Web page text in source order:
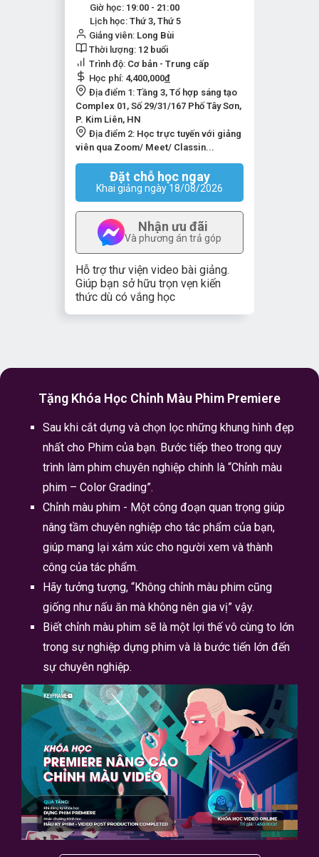
Giờ học: 19:00 - 21:00
Lịch học: Thứ 3, Thứ 5
Giảng viên: Long Bùi
Thời lượng: 12 buổi
Trình độ: Cơ bản - Trung cấp
Học phí: 4,400,000đ
Địa điểm 1: Tầng 3, Tổ hợp sáng tạo
Complex 01, Số 29/31/167 Phố Tây Sơn,
P. Kim Liên, HN
Địa điểm 2: Học trực tuyến với giảng
viên qua Zoom/ Meet/ Classin...
Đặt chỗ học ngay
Khai giảng ngày 18/08/2026
Nhận ưu đãi
Và phương án trả góp
Hỗ trợ thư viện video bài giảng.
Giúp bạn sở hữu trọn vẹn kiến
thức dù có vắng học
Tặng Khóa Học Chỉnh Màu Phim Premiere
Sau khi cắt dựng và chọn lọc những khung hình đẹp
nhất cho Phim của bạn. Bước tiếp theo trong quy
trình làm phim chuyên nghiệp chính là “Chỉnh màu
phim – Color Grading”.
Chỉnh màu phim - Một công đoạn quan trọng giúp
nâng tầm chuyên nghiệp cho tác phẩm của bạn,
giúp mang lại xảm xúc cho người xem và thành
công của tác phẩm.
Hãy tưởng tượng, “Không chỉnh màu phim cũng
giống như nấu ăn mà không nên gia vị” vậy.
Biết chỉnh màu phim sẽ là một lợi thế vô cùng to lớn
trong sự nghiệp dựng phim và là bước tiến lớn đến
sự chuyên nghiệp.